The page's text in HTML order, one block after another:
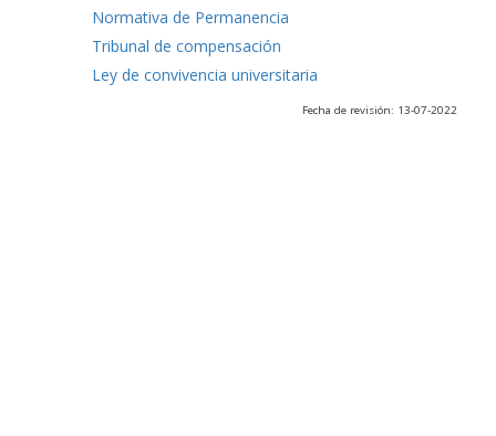
Normativa de Permanencia
Tribunal de compensación
Ley de convivencia universitaria
Fecha de revisión: 13-07-2022